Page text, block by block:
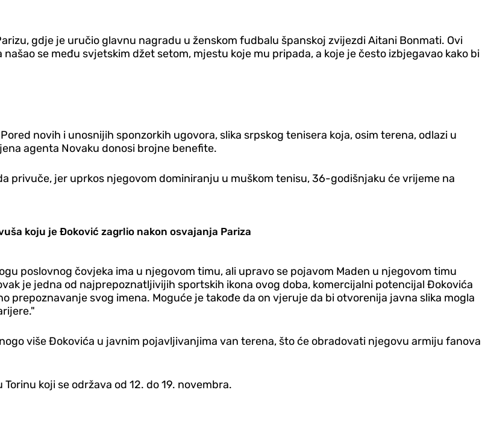
gdje je uručio glavnu nagradu u ženskom fudbalu španskoj zvijezdi Aitani Bonmati. Ovi
se među svjetskim džet setom, mjestu koje mu pripada, a koje je često izbjegavao kako bi
novih i unosnijih sponzorkih ugovora, slika srpskog tenisera koja, osim terena, odlazi u
agenta Novaku donosi brojne benefite.
privuče, jer uprkos njegovom dominiranju u muškom tenisu, 36-godišnjaku će vrijeme na
koju je Đoković zagrlio nakon osvajanja Pariza
poslovnog čovjeka ima u njegovom timu, ali upravo se pojavom Maden u njegovom timu
je jedna od najprepoznatljivijih sportskih ikona ovog doba, komercijalni potencijal Đokovića
prepoznavanje svog imena. Moguće je takođe da on vjeruje da bi otvorenija javna slika mogla
više Đokovića u javnim pojavljivanjima van terena, što će obradovati njegovu armiju fanova
koji se održava od 12. do 19. novembra.